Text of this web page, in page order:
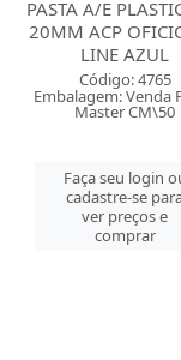
PASTA A/E
20MM ACP
LINE AZUL
Código: 4765
Embalagem: Venda
Master CM\50
Faça seu login
cadastre-se
ver preços e
comprar